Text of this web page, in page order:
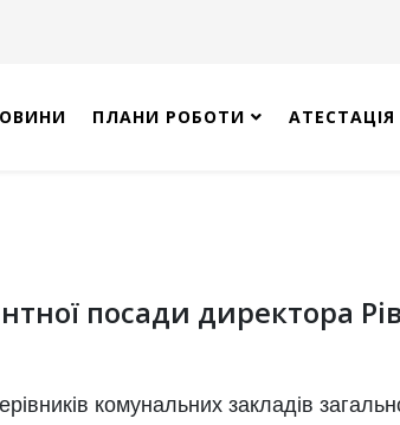
ПЛАНИ РОБОТИ АТЕСТАЦІЯ
посади директора
комунальних закладів